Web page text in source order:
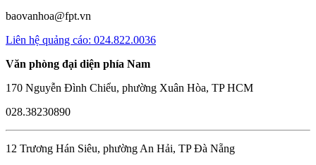
baovanhoa@fpt.vn
Liên hệ quảng cáo: 024.822.0036
Văn phòng đại diện phía Nam
170 Nguyễn Đình Chiểu, phường Xuân Hòa, TP HCM
028.38230890
12 Trương Hán Siêu, phường An Hải, TP Đà Nẵng